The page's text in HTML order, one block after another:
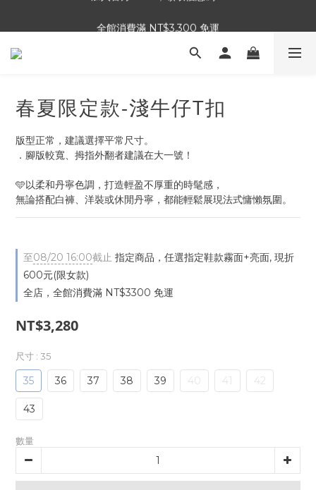
加入官方LINE，領取優惠碼！
春夏限定款-淺牛仔T扣
版型正常，建議選擇平常尺寸。
．腳版較寬、拇指外翻者建議在大一號！
🩵以柔和丹寧色調，打造輕盈不厚重的時髦感，
無論搭配白褲、洋裝或休閒丹寧，都能輕鬆展現法式慵懶氛圍。
至08/20 16:00截止 指定商品，任選指定鞋款霧面+亮面, 現折
600元(限女款)
全店，全館消費滿 NT$3300 免運
NT$3,280
尺寸 : 35
35 36 37 38 39 40 41 42
43
數量